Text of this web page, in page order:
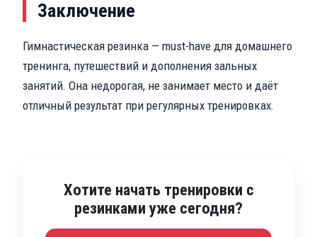
Заключение
Гимнастическая резинка — must-have для домашнего
тренинга, путешествий и дополнения зальных
занятий. Она недорогая, не занимает место и даёт
отличный результат при регулярных тренировках.
Хотите начать тренировки с
резинками уже сегодня?